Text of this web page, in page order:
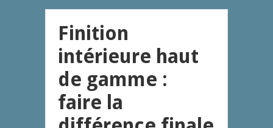
Finition
intérieure haut
de gamme :
faire la